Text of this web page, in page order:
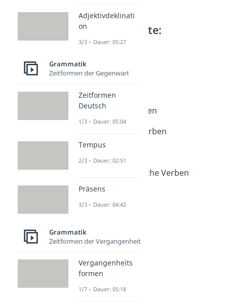
Weitere Inhalte:
Grammatik
Verben
Dauer: 03:54
Was sind Verben?
Dauer: 04:11
Regelmäßige Verben
Dauer: 04:52
Unregelmäßige Verben
Dauer: 04:24
Trennbare Verben
Dauer: 02:37
Starke und schwache Verben
Starke Verben
Dauer: 03:01
Adjektivdeklinati
on
3/3 – Dauer: 05:27
Grammatik
Zeitformen der Gegenwart
Zeitformen
Deutsch
1/3 – Dauer: 05:04
Tempus
2/3 – Dauer: 02:51
Präsens
3/3 – Dauer: 04:42
Grammatik
Zeitformen der Vergangenheit
Vergangenheits
formen
1/7 – Dauer: 05:18